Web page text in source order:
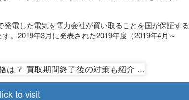
電した電気を電力会社が買い取ることを国が保証する
。2019年3月に発表された2019年度（2019年4月～
to visit